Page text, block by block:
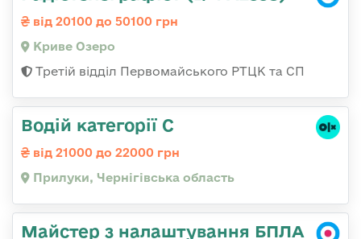
від 20100 до 50100 грн
Криве Озеро
Третій відділ Первомайського РТЦК та СП
Водій категорії С
від 21000 до 22000 грн
Прилуки, Чернігівська область
Майстер з налаштування БПЛА